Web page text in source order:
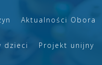
Aktualności Obora
dzieci Projekt unijny